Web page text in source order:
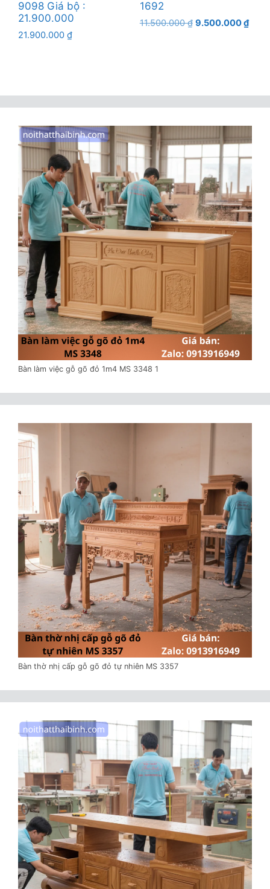
9098 Giá bộ :
21.900.000
21.900.000 ₫
1692
11.500.000₫ Giá
9.500.000₫Giá
Bàn làm việc gỗ gõ đỏ 1m4 MS 3348 1
Bàn thờ nhị cấp gỗ gõ đỏ tự nhiên MS 3357